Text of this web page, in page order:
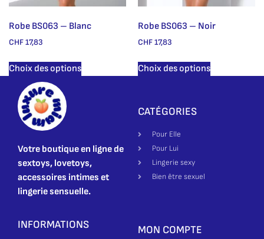
Robe BS063 – Blanc
CHF17,83
Choix des options
Robe BS063 – Noir
CHF17,83
Choix des options
Votre boutique en ligne de
sextoys, lovetoys,
accessoires intimes et
lingerie sensuelle.
CATÉGORIES
Pour Elle
Pour Lui
Lingerie sexy
Bien être sexuel
INFORMATIONS MON COMPTE